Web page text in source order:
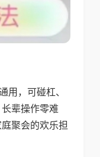
用，可碰杠、
辈操作零难
聚会的欢乐担